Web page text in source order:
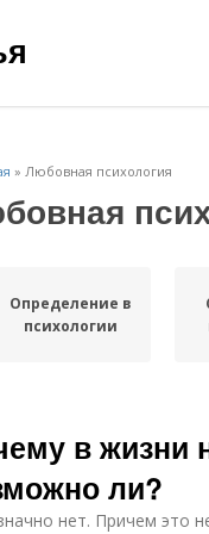
» Любовная психология
Определение в
психологии
в жизни
ли?
нет. Причем это